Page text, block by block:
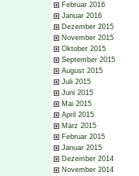
Februar 2016
Januar 2016
Dezember 2015
November 2015
Oktober 2015
September 2015
August 2015
Juli 2015
Juni 2015
Mai 2015
April 2015
März 2015
Februar 2015
Januar 2015
Dezember 2014
November 2014